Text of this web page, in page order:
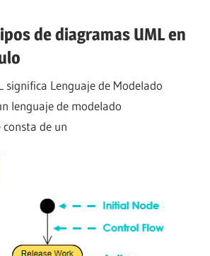
de diagramas UML en
significa Lenguaje de Modelado
lenguaje de modelado
de un